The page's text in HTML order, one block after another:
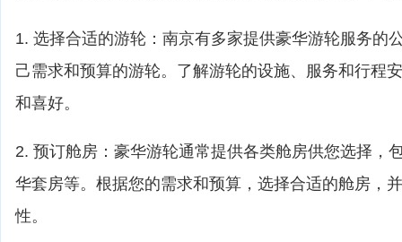
1. 选择合适的游轮：南京有多家提供豪华游轮服务的
己需求和预算的游轮。了解游轮的设施、服务和行程
和喜好。
2. 预订舱房：豪华游轮通常提供各类舱房供您选择，
华套房等。根据您的需求和预算，选择合适的舱房，
性。